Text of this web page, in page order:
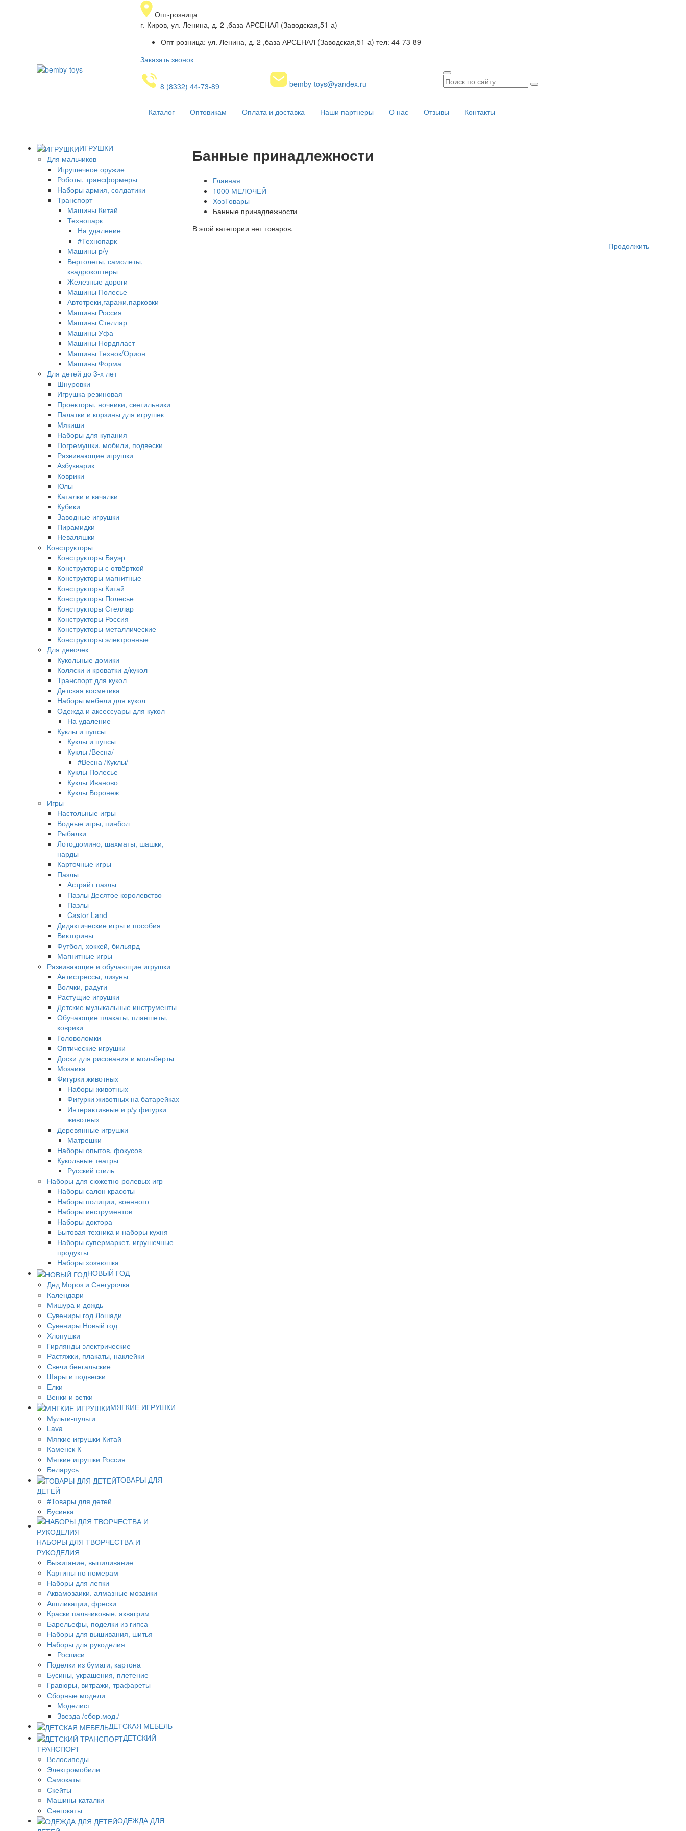
Опт-розница
г. Киров, ул. Ленина, д. 2 ,база АРСЕНАЛ (Заводская,51-а)
Опт-розница: ул. Ленина, д. 2 ,база АРСЕНАЛ (Заводская,51-а) тел: 44-73-89
Заказать звонок
bemby-toys@yandex.ru
8 (8332) 44-73-89
Каталог Оптовикам Оплата и доставка Наши партнеры О нас Отзывы Контакты
ИГРУШКИ
Для мальчиков
Игрушечное оружие
Роботы, трансформеры
Наборы армия, солдатики
Транспорт
Машины Китай
Технопарк
На удаление
#Технопарк
Машины р/у
Вертолеты, самолеты,
квадрокоптеры
Железные дороги
Машины Полесье
Автотреки,гаражи,парковки
Машины Россия
Машины Стеллар
Машины Уфа
Машины Нордпласт
Машины Технок/Орион
Машины Форма
Для детей до 3-х лет
Шнуровки
Игрушка резиновая
Проекторы, ночники, светильники
Палатки и корзины для игрушек
Мякиши
Наборы для купания
Погремушки, мобили, подвески
Развивающие игрушки
Азбукварик
Коврики
Юлы
Каталки и качалки
Кубики
Заводные игрушки
Пирамидки
Неваляшки
Конструкторы
Конструкторы Бауэр
Конструкторы с отвёрткой
Конструкторы магнитные
Конструкторы Китай
Конструкторы Полесье
Конструкторы Стеллар
Конструкторы Россия
Конструкторы металлические
Конструкторы электронные
Для девочек
Кукольные домики
Коляски и кроватки д/кукол
Транспорт для кукол
Детская косметика
Наборы мебели для кукол
Одежда и аксессуары для кукол
На удаление
Куклы и пупсы
Куклы и пупсы
Куклы /Весна/
#Весна /Куклы/
Куклы Полесье
Куклы Иваново
Куклы Воронеж
Игры
Настольные игры
Водные игры, пинбол
Рыбалки
Лото,домино, шахматы, шашки,
нарды
Карточные игры
Пазлы
Астрайт пазлы
Пазлы Десятое королевство
Пазлы
Castor Land
Дидактические игры и пособия
Викторины
Футбол, хоккей, бильярд
Магнитные игры
Развивающие и обучающие игрушки
Антистрессы, лизуны
Волчки, радуги
Растущие игрушки
Детские музыкальные инструменты
Обучающие плакаты, планшеты,
коврики
Головоломки
Оптические игрушки
Доски для рисования и мольберты
Мозаика
Фигурки животных
Наборы животных
Фигурки животных на батарейках
Интерактивные и р/у фигурки
животных
Деревянные игрушки
Матрешки
Наборы опытов, фокусов
Кукольные театры
Русский стиль
Наборы для сюжетно-ролевых игр
Наборы салон красоты
Наборы полиции, военного
Наборы инструментов
Наборы доктора
Бытовая техника и наборы кухня
Наборы супермаркет, игрушечные
продукты
Наборы хозяюшка
НОВЫЙ ГОД
Дед Мороз и Снегурочка
Календари
Мишура и дождь
Сувениры год Лошади
Сувениры Новый год
Хлопушки
Гирлянды электрические
Растяжки, плакаты, наклейки
Свечи бенгальские
Шары и подвески
Елки
Венки и ветки
МЯГКИЕ ИГРУШКИ
Мульти-пульти
Lava
Мягкие игрушки Китай
Каменск К
Мягкие игрушки Россия
Беларусь
ТОВАРЫ ДЛЯ
ДЕТЕЙ
#Товары для детей
Бусинка
НАБОРЫ ДЛЯ ТВОРЧЕСТВА И
РУКОДЕЛИЯ
Выжигание, выпиливание
Картины по номерам
Наборы для лепки
Аквамозаики, алмазные мозаики
Аппликации, фрески
Краски пальчиковые, аквагрим
Барельефы, поделки из гипса
Наборы для вышивания, шитья
Наборы для рукоделия
Росписи
Поделки из бумаги, картона
Бусины, украшения, плетение
Гравюры, витражи, трафареты
Сборные модели
Моделист
Звезда /сбор.мод./
ДЕТСКАЯ МЕБЕЛЬ
ДЕТСКИЙ
ТРАНСПОРТ
Велосипеды
Электромобили
Самокаты
Скейты
Машины-каталки
Снегокаты
ОДЕЖДА ДЛЯ
Банные принадлежности
Главная
1000 МЕЛОЧЕЙ
ХозТовары
Банные принадлежности
В этой категории нет товаров.
Продолжить